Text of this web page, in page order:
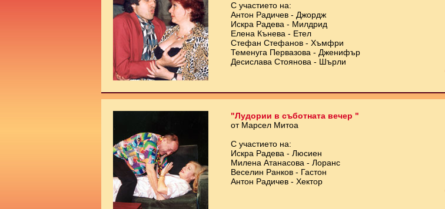
С участието на:
Антон Радичев - Джордж
Искра Радева - Милдрид
Елена Кънева - Етел
Стефан Стефанов - Хъмфри
Теменуга Первазова - Дженифър
Десислава Стоянова - Шърли
"Лудории в съботната вечер "
от Марсел Митоа
С участието на:
Искра Радева - Люсиен
Милена Атанасова - Лоранс
Веселин Ранков - Гастон
Антон Радичев - Хектор